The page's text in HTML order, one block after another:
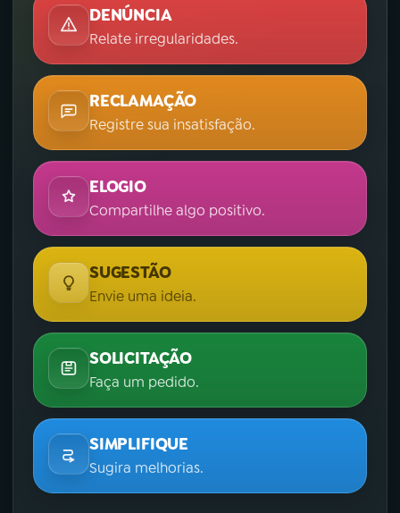
DENÚNCIA
Relate irregularidades.
RECLAMAÇÃO
Registre sua insatisfação.
ELOGIO
Compartilhe algo positivo.
SUGESTÃO
Envie uma ideia.
SOLICITAÇÃO
Faça um pedido.
SIMPLIFIQUE
Sugira melhorias.